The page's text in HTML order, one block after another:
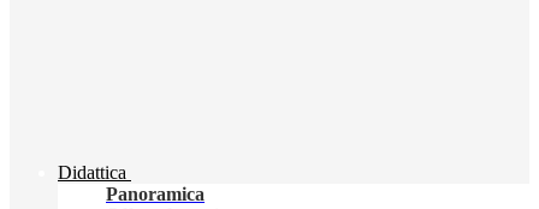
Didattica
Panoramica